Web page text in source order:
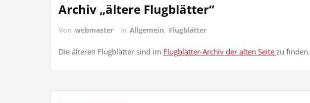
Archiv „ältere Flugblätter“
Von webmaster in Allgemein, Flugblätter
Die älteren Flugblätter sind im Flugblätter-Archiv der alten Seite zu finden.